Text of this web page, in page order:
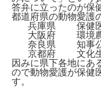
答弁に立ったのが保
都道府県の動物愛護
兵庫県 保健
大阪府 環境農
奈良県 知事
京都府 文化生
因みに県下各地にあ
ので動物愛護が保健
す。